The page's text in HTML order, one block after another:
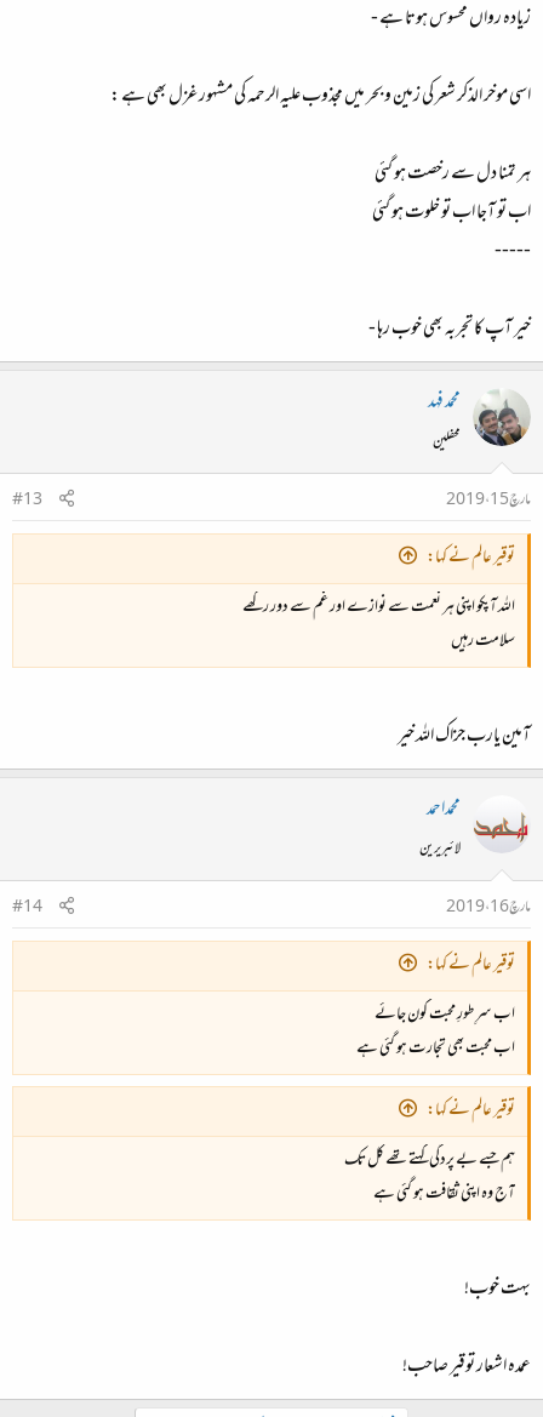
زیادہ رواں محسوس ہوتا ہے -
اسی موخر الذکر شعر کی زمین و بحر میں مجذوب علیہ الرحمہ کی مشہور غزل بھی ہے :
ہر تمنا دل سے رخصت ہو گئی
اب تو آجا اب تو خلوت ہو گئی
-----
خیر آپ کا تجربہ بھی خوب رہا -
محمد فہد
محفلین
مارچ 15، 2019
#13
توقیر عالم نے کہا:
اللہ آپکو اپنی ہر نعمت سے نوازے اور غم سے دور رکھے
سلامت رہیں
آمین یارب جزاک اللہ خیر
محمداحمد
لائبریرین
مارچ 16، 2019
#14
توقیر عالم نے کہا:
اب سرِ طورِ محبت کون جائے
اب محبت بھی تجارت ہو گئی ہے
توقیر عالم نے کہا:
ہم جسے بے پردگی کہتے تھے کل تک
آج وہ اپنی ثقافت ہو گئی ہے
بہت خوب!
عمدہ اشعار توقیر صاحب!